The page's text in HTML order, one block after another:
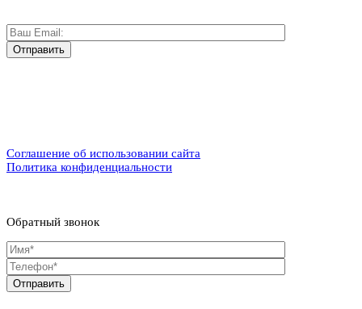
Соглашение об использовании сайта
Политика конфиденциальности
Обратный звонок